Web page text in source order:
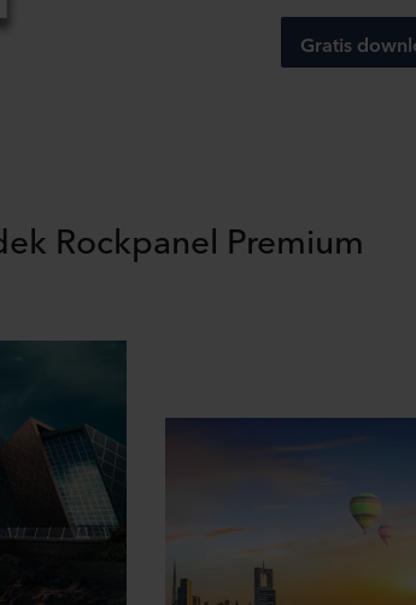
Gratis
Rockpanel Premium